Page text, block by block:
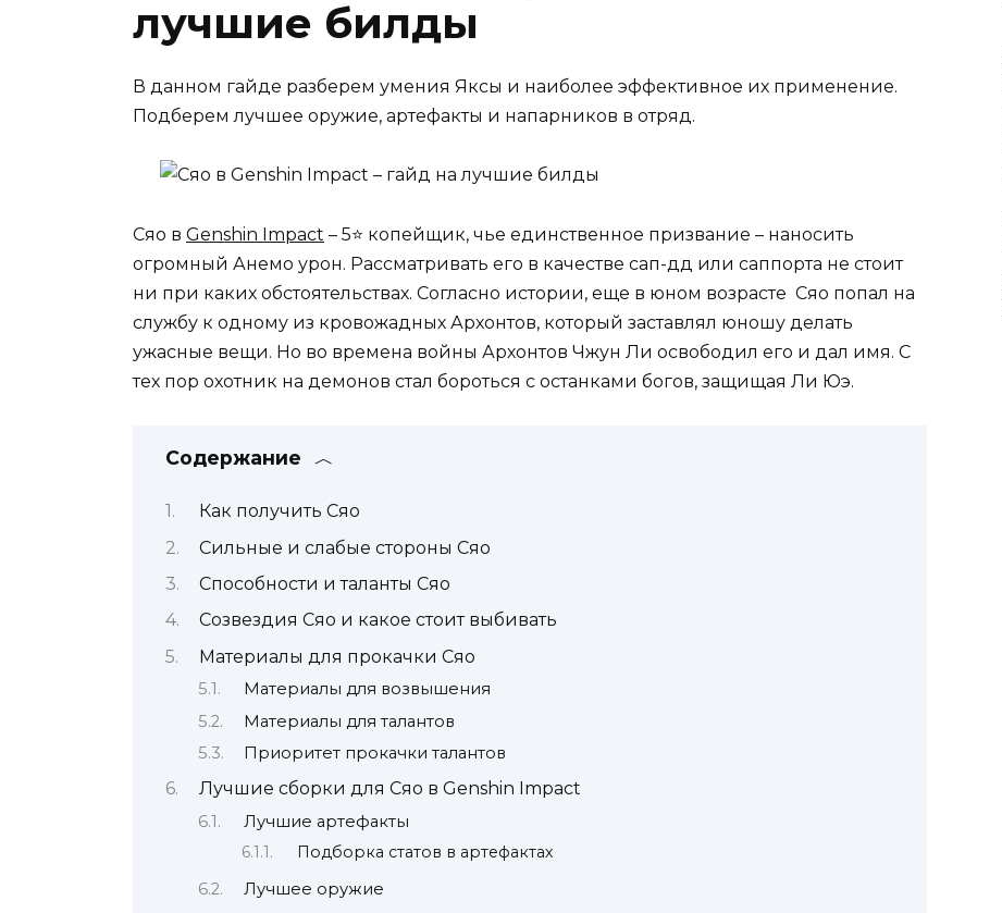
лучшие билды
В данном гайде разберем умения Яксы и наиболее эффективное их применение.
Подберем лучшее оружие, артефакты и напарников в отряд.
Сяо в Genshin Impact – 5⭐ копейщик, чье единственное призвание – наносить
огромный Анемо урон. Рассматривать его в качестве сап-дд или саппорта не стоит
ни при каких обстоятельствах. Согласно истории, еще в юном возрасте Сяо попал на
службу к одному из кровожадных Архонтов, который заставлял юношу делать
ужасные вещи. Но во времена войны Архонтов Чжун Ли освободил его и дал имя. С
тех пор охотник на демонов стал бороться с останками богов, защищая Ли Юэ.
Содержание
Как получить Сяо
Сильные и слабые стороны Сяо
Способности и таланты Сяо
Созвездия Сяо и какое стоит выбивать
Материалы для прокачки Сяо
Материалы для возвышения
Материалы для талантов
Приоритет прокачки талантов
Лучшие сборки для Сяо в Genshin Impact
Лучшие артефакты
Подборка статов в артефактах
Лучшее оружие